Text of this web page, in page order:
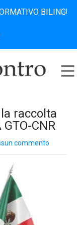
BILINGUE
raccolta
CNR
commento